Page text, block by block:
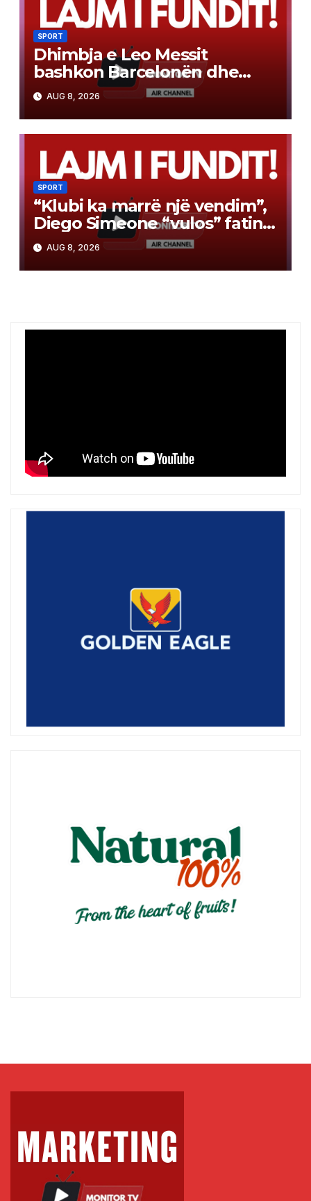
SPORT
Dhimbja e Leo Messit
bashkon Barcelonën dhe
Real Madrid
AUG 8, 2026
SPORT
“Klubi ka marrë një vendim”,
Diego Simeone “vulos” fatin e
Julian Alvarez
AUG 8, 2026